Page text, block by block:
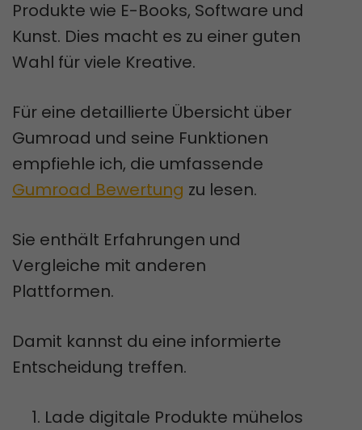
Produkte wie E-Books, Software und
Kunst. Dies macht es zu einer guten
Wahl für viele Kreative.
Für eine detaillierte Übersicht über
Gumroad und seine Funktionen
empfiehle ich, die umfassende
Gumroad Bewertung zu lesen.
Sie enthält Erfahrungen und
Vergleiche mit anderen
Plattformen.
Damit kannst du eine informierte
Entscheidung treffen.
Lade digitale Produkte mühelos